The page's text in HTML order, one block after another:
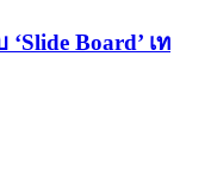
Board’ เท